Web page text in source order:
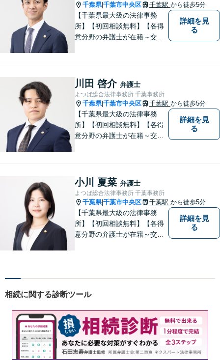
千葉県|千葉市中央区 千葉駅 から徒歩5分
【千葉県最大級の法律事務
所】【初回相談無料】【各得
意分野の弁護士が在籍～交通
詳細を見
る
川田 啓介 弁護士
よつば総合法律事務所 千葉事務所
千葉県|千葉市中央区 千葉駅 から徒歩5分
【千葉県最大級の法律事務
所】【初回相談無料】【各得
意分野の弁護士が在籍～交通
詳細を見
る
小川 夏菜 弁護士
よつば総合法律事務所 千葉事務所
千葉県|千葉市中央区 千葉駅 から徒歩5分
【千葉県最大級の法律事務
所】【初回相談無料】【各得
意分野の弁護士が在籍～交通
詳細を見
る
相続に関する診断ツール